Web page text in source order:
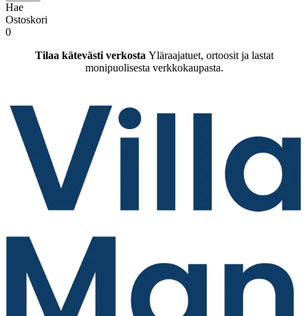
Hae
Ostoskori
0
Tilaa kätevästi verkosta Yläraajatuet, ortoosit ja lastat
monipuolisesta verkkokaupasta.